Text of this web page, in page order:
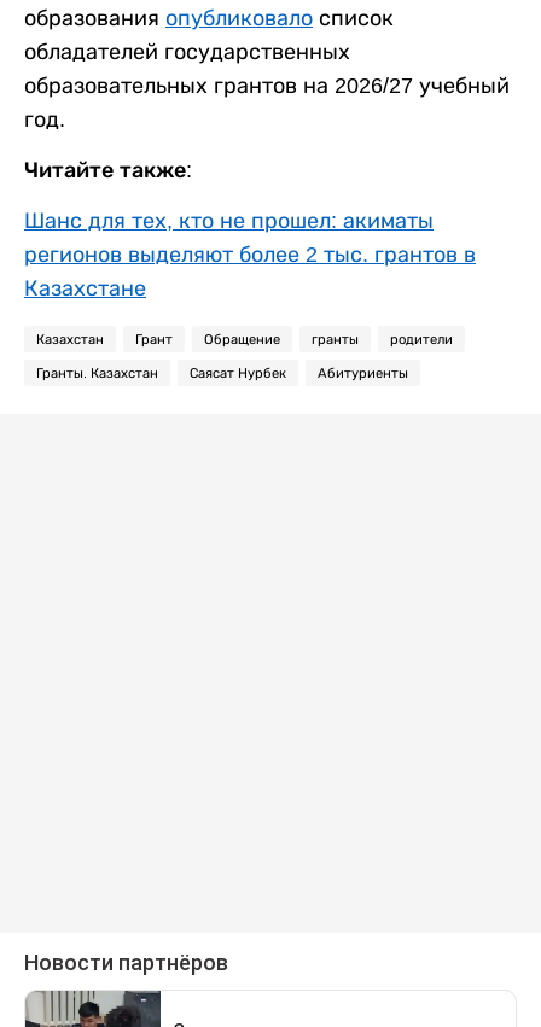
образования опубликовало список
обладателей государственных
образовательных грантов на 2026/27 учебный
год.
Читайте также:
Шанс для тех, кто не прошел: акиматы
регионов выделяют более 2 тыс. грантов в
Казахстане
Казахстан Грант Обращение гранты родители
Гранты. Казахстан Саясат Нурбек Абитуриенты